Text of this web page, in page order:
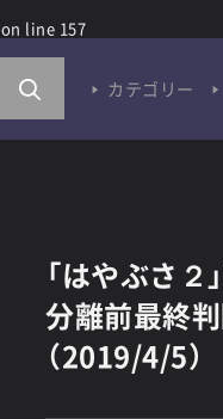
on line 157
カテゴリー
「はやぶさ２
分離前最終
（2019/4/5）